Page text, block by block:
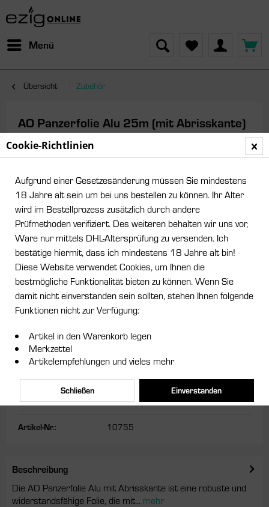
Menü
Übersicht Zubehör
AO Panzerfolie Alu 25m (mit Abrisskante)
6,95 € *
Sofort versandfertig, Lieferzeit ca. 1-3 Werktage
Merken
Artikel-Nr.: 10755
Beschreibung
Die AO Panzerfolie Alu mit Abrisskante ist eine robuste und
widerstandsfähige Folie, die mit... mehr
Cookie-Richtlinien
Aufgrund einer Gesetzesänderung müssen Sie mindestens
18 Jahre alt sein um bei uns bestellen zu können. Ihr Alter
wird im Bestellprozess zusätzlich durch andere
Prüfmethoden verifiziert. Des weiteren behalten wir uns vor,
Ware nur mittels DHL-Altersprüfung zu versenden. Ich
bestätige hiermit, dass ich mindestens 18 Jahre alt bin!
Diese Website verwendet Cookies, um Ihnen die
bestmögliche Funktionalität bieten zu können. Wenn Sie
damit nicht einverstanden sein sollten, stehen Ihnen folgende
Funktionen nicht zur Verfügung:
Artikel in den Warenkorb legen
Merkzettel
Artikelempfehlungen und vieles mehr
Einverstanden
Schließen